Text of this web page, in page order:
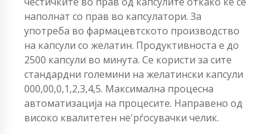
наполнат со прав во капсулатори. За
употреба во фармацевтското производство
на капсули со желатин. Продуктивноста е до
2500 капсули во минута. Се користи за сите
стандардни големини на желатински капсули
000,00,0,1,2,3,4,5. Максимална процесна
автоматизација на процесите. Направено од
високо квалитетен не'рѓосувачки челик.